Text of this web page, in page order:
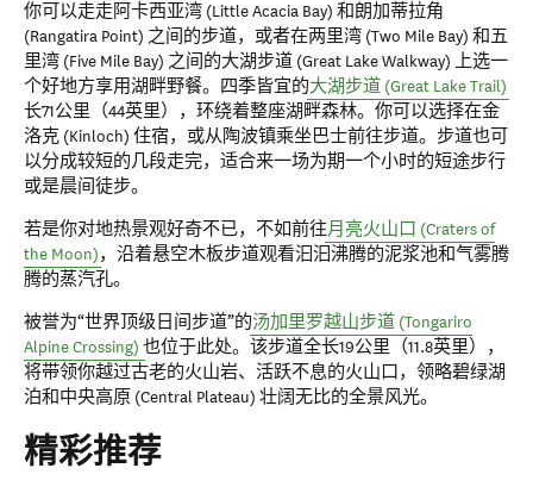
你可以走走阿卡西亚湾 (Little Acacia Bay) 和朗加蒂拉角
(Rangatira Point) 之间的步道，或者在两里湾 (Two Mile Bay) 和五
里湾 (Five Mile Bay) 之间的大湖步道 (Great Lake Walkway) 上选一
个好地方享用湖畔野餐。四季皆宜的大湖步道 (Great Lake Trail)
长71公里（44英里），环绕着整座湖畔森林。你可以选择在金
洛克 (Kinloch) 住宿，或从陶波镇乘坐巴士前往步道。步道也可
以分成较短的几段走完，适合来一场为期一个小时的短途步行
或是晨间徒步。
若是你对地热景观好奇不已，不如前往月亮火山口 (Craters of
the Moon)，沿着悬空木板步道观看汩汩沸腾的泥浆池和气雾腾
腾的蒸汽孔。
被誉为“世界顶级日间步道”的汤加里罗越山步道 (Tongariro
Alpine Crossing) 也位于此处。该步道全长19公里（11.8英里），
将带领你越过古老的火山岩、活跃不息的火山口，领略碧绿湖
泊和中央高原 (Central Plateau) 壮阔无比的全景风光。
精彩推荐